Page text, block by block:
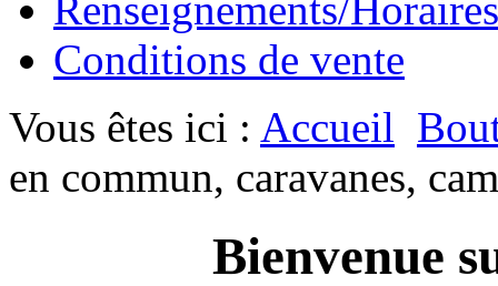
Renseignements/Horaires
Conditions de vente
Vous êtes ici : Accueil
en commun, caravanes,
Bienvenue